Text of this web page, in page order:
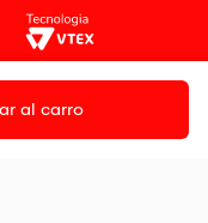
al carro
Todos los derechos
3, San Borja
online publicados
a variaciones sin